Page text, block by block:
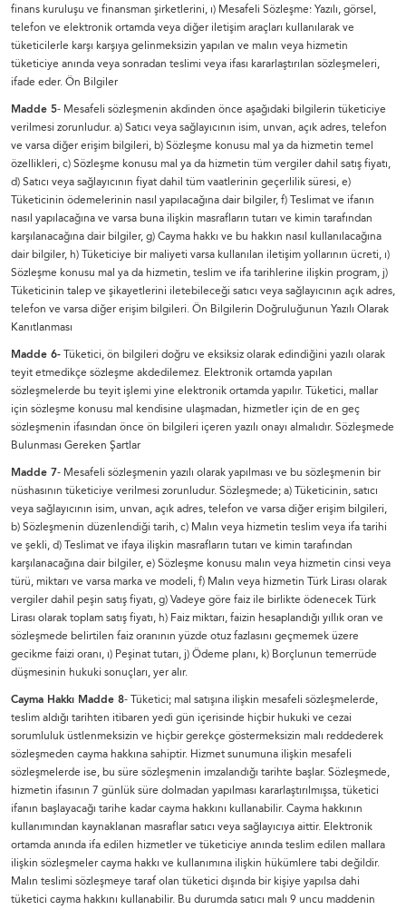
finans kuruluşu ve finansman şirketlerini, ı) Mesafeli Sözleşme: Yazılı, görsel,
telefon ve elektronik ortamda veya diğer iletişim araçları kullanılarak ve
tüketicilerle karşı karşıya gelinmeksizin yapılan ve malın veya hizmetin
tüketiciye anında veya sonradan teslimi veya ifası kararlaştırılan sözleşmeleri,
ifade eder. Ön Bilgiler
Madde 5- Mesafeli sözleşmenin akdinden önce aşağıdaki bilgilerin tüketiciye
verilmesi zorunludur. a) Satıcı veya sağlayıcının isim, unvan, açık adres, telefon
ve varsa diğer erişim bilgileri, b) Sözleşme konusu mal ya da hizmetin temel
özellikleri, c) Sözleşme konusu mal ya da hizmetin tüm vergiler dahil satış fiyatı,
d) Satıcı veya sağlayıcının fiyat dahil tüm vaatlerinin geçerlilik süresi, e)
Tüketicinin ödemelerinin nasıl yapılacağına dair bilgiler, f) Teslimat ve ifanın
nasıl yapılacağına ve varsa buna ilişkin masrafların tutarı ve kimin tarafından
karşılanacağına dair bilgiler, g) Cayma hakkı ve bu hakkın nasıl kullanılacağına
dair bilgiler, h) Tüketiciye bir maliyeti varsa kullanılan iletişim yollarının ücreti, ı)
Sözleşme konusu mal ya da hizmetin, teslim ve ifa tarihlerine ilişkin program, j)
Tüketicinin talep ve şikayetlerini iletebileceği satıcı veya sağlayıcının açık adres,
telefon ve varsa diğer erişim bilgileri. Ön Bilgilerin Doğruluğunun Yazılı Olarak
Kanıtlanması
Madde 6- Tüketici, ön bilgileri doğru ve eksiksiz olarak edindiğini yazılı olarak
teyit etmedikçe sözleşme akdedilemez. Elektronik ortamda yapılan
sözleşmelerde bu teyit işlemi yine elektronik ortamda yapılır. Tüketici, mallar
için sözleşme konusu mal kendisine ulaşmadan, hizmetler için de en geç
sözleşmenin ifasından önce ön bilgileri içeren yazılı onayı almalıdır. Sözleşmede
Bulunması Gereken Şartlar
Madde 7- Mesafeli sözleşmenin yazılı olarak yapılması ve bu sözleşmenin bir
nüshasının tüketiciye verilmesi zorunludur. Sözleşmede; a) Tüketicinin, satıcı
veya sağlayıcının isim, unvan, açık adres, telefon ve varsa diğer erişim bilgileri,
b) Sözleşmenin düzenlendiği tarih, c) Malın veya hizmetin teslim veya ifa tarihi
ve şekli, d) Teslimat ve ifaya ilişkin masrafların tutarı ve kimin tarafından
karşılanacağına dair bilgiler, e) Sözleşme konusu malın veya hizmetin cinsi veya
türü, miktarı ve varsa marka ve modeli, f) Malın veya hizmetin Türk Lirası olarak
vergiler dahil peşin satış fiyatı, g) Vadeye göre faiz ile birlikte ödenecek Türk
Lirası olarak toplam satış fiyatı, h) Faiz miktarı, faizin hesaplandığı yıllık oran ve
sözleşmede belirtilen faiz oranının yüzde otuz fazlasını geçmemek üzere
gecikme faizi oranı, ı) Peşinat tutarı, j) Ödeme planı, k) Borçlunun temerrüde
düşmesinin hukuki sonuçları, yer alır.
Cayma Hakkı Madde 8- Tüketici; mal satışına ilişkin mesafeli sözleşmelerde,
teslim aldığı tarihten itibaren yedi gün içerisinde hiçbir hukuki ve cezai
sorumluluk üstlenmeksizin ve hiçbir gerekçe göstermeksizin malı reddederek
sözleşmeden cayma hakkına sahiptir. Hizmet sunumuna ilişkin mesafeli
sözleşmelerde ise, bu süre sözleşmenin imzalandığı tarihte başlar. Sözleşmede,
hizmetin ifasının 7 günlük süre dolmadan yapılması kararlaştırılmışsa, tüketici
ifanın başlayacağı tarihe kadar cayma hakkını kullanabilir. Cayma hakkının
kullanımından kaynaklanan masraflar satıcı veya sağlayıcıya aittir. Elektronik
ortamda anında ifa edilen hizmetler ve tüketiciye anında teslim edilen mallara
ilişkin sözleşmeler cayma hakkı ve kullanımına ilişkin hükümlere tabi değildir.
Malın teslimi sözleşmeye taraf olan tüketici dışında bir kişiye yapılsa dahi
tüketici cayma hakkını kullanabilir. Bu durumda satıcı malı 9 uncu maddenin